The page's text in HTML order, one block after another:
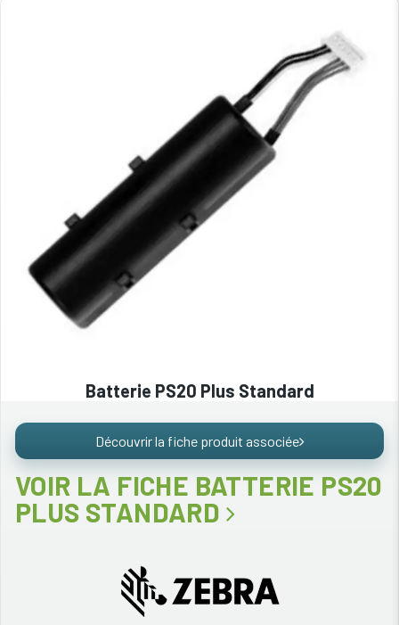
Batterie PS20 Plus Standard
Découvrir la fiche produit associée
VOIR LA FICHE BATTERIE PS20
PLUS STANDARD